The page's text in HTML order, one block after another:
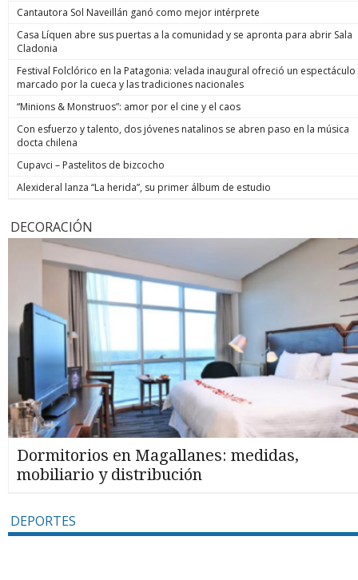
Cantautora Sol Naveillán ganó como mejor intérprete
Casa Líquen abre sus puertas a la comunidad y se apronta para abrir Sala
Cladonia
Festival Folclórico en la Patagonia: velada inaugural ofreció un espectáculo
marcado por la cueca y las tradiciones nacionales
“Minions & Monstruos”: amor por el cine y el caos
Con esfuerzo y talento, dos jóvenes natalinos se abren paso en la música
docta chilena
Cupavci – Pastelitos de bizcocho
Alexideral lanza “La herida”, su primer álbum de estudio
DECORACIÓN
Dormitorios en Magallanes: medidas,
mobiliario y distribución
DEPORTES